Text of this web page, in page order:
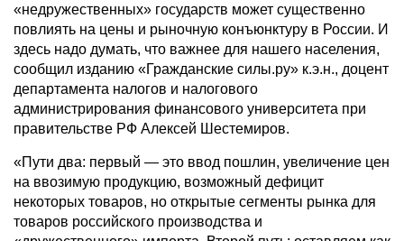
«недружественных» государств может существенно
повлиять на цены и рыночную конъюнктуру в России. И
здесь надо думать, что важнее для нашего населения,
сообщил изданию «Гражданские силы.ру» к.э.н., доцент
департамента налогов и налогового
администрирования финансового университета при
правительстве РФ Алексей Шестемиров.
«Пути два: первый — это ввод пошлин, увеличение цен
на ввозимую продукцию, возможный дефицит
некоторых товаров, но открытые сегменты рынка для
товаров российского производства и